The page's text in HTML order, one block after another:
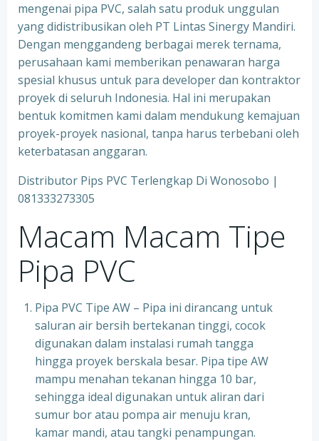
mengenai pipa PVC, salah satu produk unggulan
yang didistribusikan oleh PT Lintas Sinergy Mandiri.
Dengan menggandeng berbagai merek ternama,
perusahaan kami memberikan penawaran harga
spesial khusus untuk para developer dan kontraktor
proyek di seluruh Indonesia. Hal ini merupakan
bentuk komitmen kami dalam mendukung kemajuan
proyek-proyek nasional, tanpa harus terbebani oleh
keterbatasan anggaran.
Distributor Pips PVC Terlengkap Di Wonosobo |
081333273305
Macam Macam Tipe
Pipa PVC
Pipa PVC Tipe AW – Pipa ini dirancang untuk
saluran air bersih bertekanan tinggi, cocok
digunakan dalam instalasi rumah tangga
hingga proyek berskala besar. Pipa tipe AW
mampu menahan tekanan hingga 10 bar,
sehingga ideal digunakan untuk aliran dari
sumur bor atau pompa air menuju kran,
kamar mandi, atau tangki penampungan.